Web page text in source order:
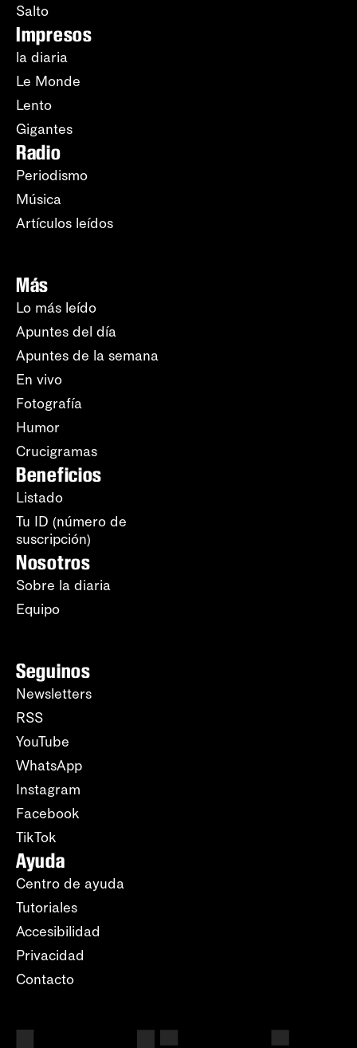
Salto
Impresos
la diaria
Le Monde
Lento
Gigantes
Radio
Periodismo
Música
Artículos leídos
Más
Lo más leído
Apuntes del día
Apuntes de la semana
En vivo
Fotografía
Humor
Crucigramas
Beneficios
Listado
Tu ID (número de
suscripción)
Nosotros
Sobre la diaria
Equipo
Seguinos
Newsletters
RSS
YouTube
WhatsApp
Instagram
Facebook
TikTok
Ayuda
Centro de ayuda
Tutoriales
Accesibilidad
Privacidad
Contacto